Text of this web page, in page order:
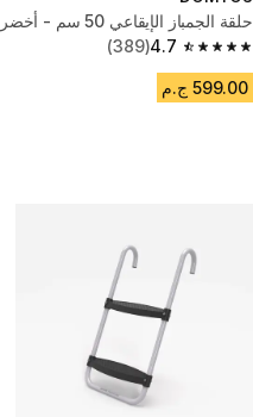
حلقة الجمباز الإيقاعي 50 سم - أخضر
4.7
4.7 out of 5 stars from 389 reviews
(389)
599.00 ج.م